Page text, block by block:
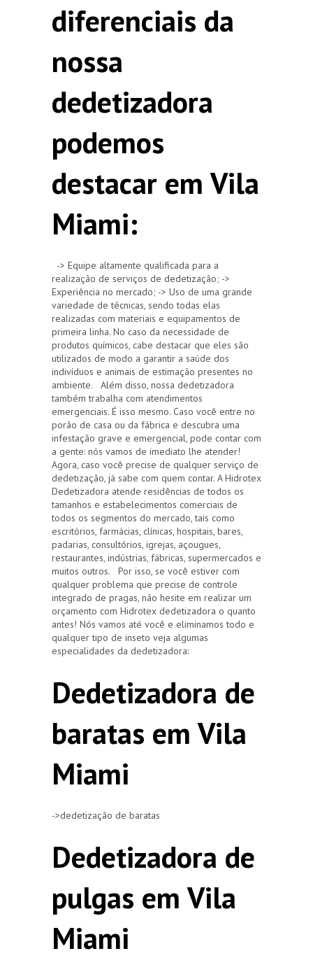
diferenciais da
nossa
dedetizadora
podemos
destacar em Vila
Miami:
-> Equipe altamente qualificada para a
realização de serviços de dedetização; ->
Experiência no mercado; -> Uso de uma grande
variedade de técnicas, sendo todas elas
realizadas com materiais e equipamentos de
primeira linha. No caso da necessidade de
produtos químicos, cabe destacar que eles são
utilizados de modo a garantir a saúde dos
indivíduos e animais de estimação presentes no
ambiente. Além disso, nossa dedetizadora
também trabalha com atendimentos
emergenciais. É isso mesmo. Caso você entre no
porão de casa ou da fábrica e descubra uma
infestação grave e emergencial, pode contar com
a gente: nós vamos de imediato lhe atender!
Agora, caso você precise de qualquer serviço de
dedetização, já sabe com quem contar. A Hidrotex
Dedetizadora atende residências de todos os
tamanhos e estabelecimentos comerciais de
todos os segmentos do mercado, tais como
escritórios, farmácias, clínicas, hospitais, bares,
padarias, consultórios, igrejas, açougues,
restaurantes, indústrias, fábricas, supermercados e
muitos outros. Por isso, se você estiver com
qualquer problema que precise de controle
integrado de pragas, não hesite em realizar um
orçamento com Hidrotex dedetizadora o quanto
antes! Nós vamos até você e eliminamos todo e
qualquer tipo de inseto veja algumas
especialidades da dedetizadora:
Dedetizadora de
baratas em Vila
Miami
->dedetização de baratas
Dedetizadora de
pulgas em Vila
Miami